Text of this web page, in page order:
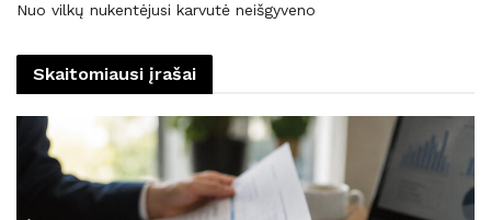
Nuo vilkų nukentėjusi karvutė neišgyveno
Skaitomiausi įrašai